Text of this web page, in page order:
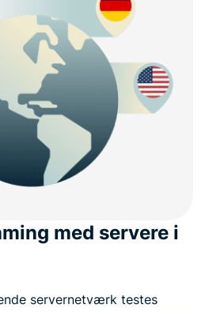
med servere i
servernetværk testes